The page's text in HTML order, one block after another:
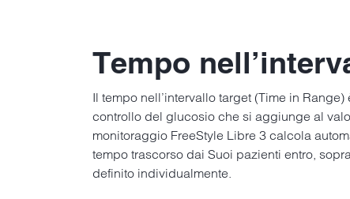
Tempo
Il tempo nell’intervallo target (Time in
controllo del glucosio che si aggiunge al
monitoraggio FreeStyle Libre 3 calcola
tempo trascorso dai Suoi pazienti entro,
definito individualmente.